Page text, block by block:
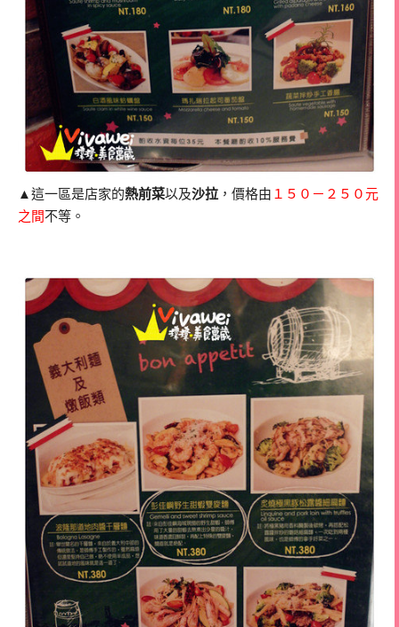
▲這一區是店家的熱前菜以及沙拉 ，價格由 １５０－２５０元
之間不等。